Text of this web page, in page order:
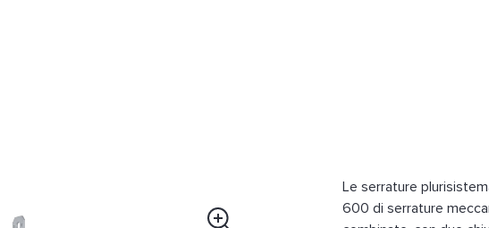
Le serrature
600 di serrature